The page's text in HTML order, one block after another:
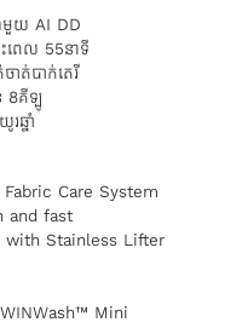
ាមួយ AI DD
ពេល 55នាទី
ាត់បាក់តេរី
8គីឡូ
ឆ្នាំ
Care System
and fast
with Stainless Lifter
Mini